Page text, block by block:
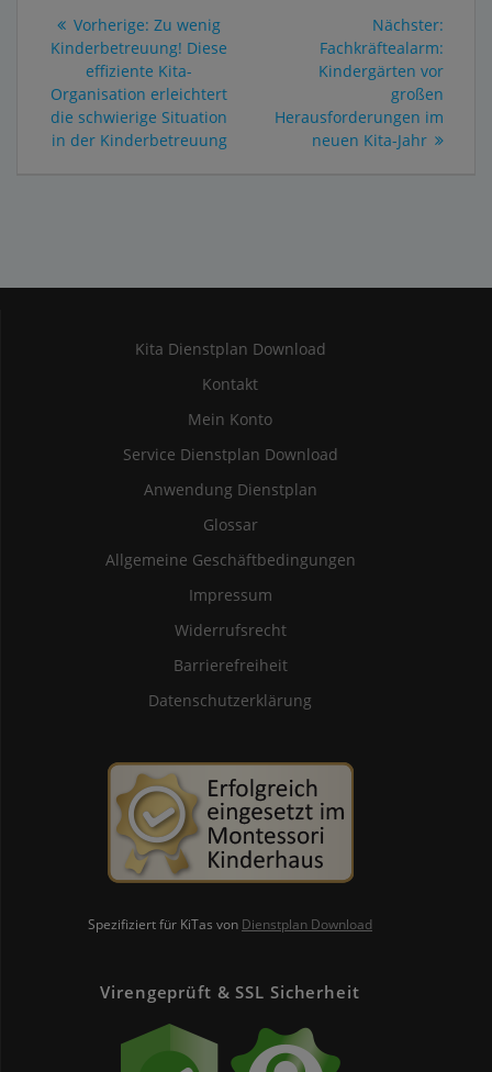
Vorherige: Vorheriger
Beitrag:
Zu wenig
Kinderbetreuung! Diese
effiziente Kita-
Organisation erleichtert
die schwierige Situation
in der Kinderbetreuung
Nächster:
Fachkräftealarm:
Kindergärten vor
großen
Herausforderungen im
neuen Kita-Jahr
Kita Dienstplan Download
Kontakt
Mein Konto
Service Dienstplan Download
Anwendung Dienstplan
Glossar
Allgemeine Geschäftbedingungen
Impressum
Widerrufsrecht
Barrierefreiheit
Datenschutzerklärung
Spezifiziert für KiTas von Dienstplan Download
Virengeprüft & SSL Sicherheit